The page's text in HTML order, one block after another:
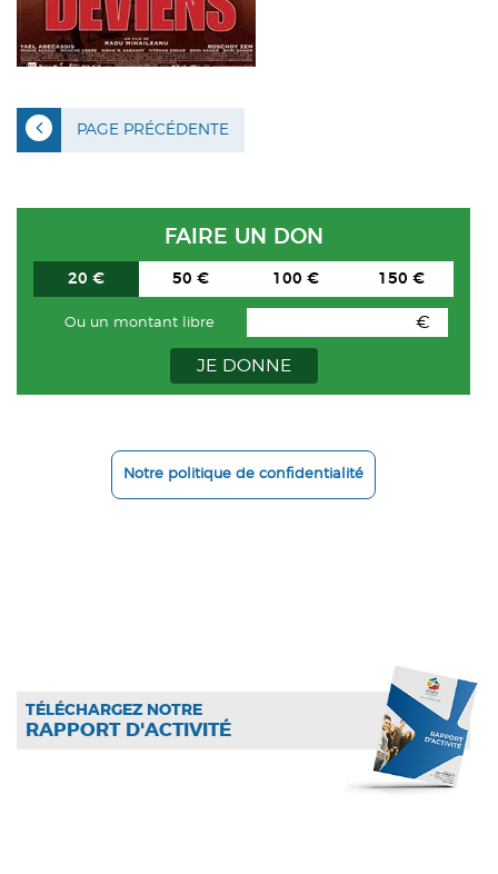
PAGE PRÉCÉDENTE
FAIRE UN DON
20 € 50 € 100 € 150 €
Ou un montant libre €
JE DONNE
Notre politique de confidentialité
TÉLÉCHARGEZ NOTRE
RAPPORT D'ACTIVITÉ